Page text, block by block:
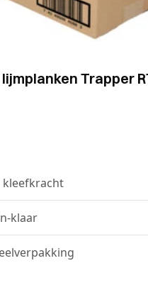
Trapper
kleefkracht
klaar